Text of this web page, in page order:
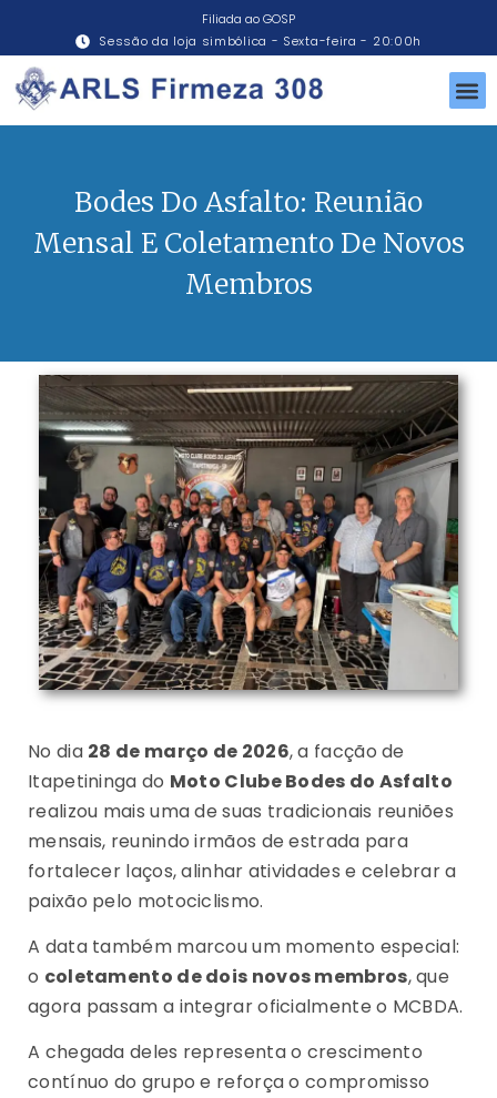
Filiada ao GOSP
Sessão da loja simbólica - Sexta-feira - 20:00h
Bodes Do Asfalto: Reunião
Mensal E Coletamento De Novos
Membros
No dia 28 de março de 2026, a facção de
Itapetininga do Moto Clube Bodes do Asfalto
realizou mais uma de suas tradicionais reuniões
mensais, reunindo irmãos de estrada para
fortalecer laços, alinhar atividades e celebrar a
paixão pelo motociclismo.
A data também marcou um momento especial:
o coletamento de dois novos membros, que
agora passam a integrar oficialmente o MCBDA.
A chegada deles representa o crescimento
contínuo do grupo e reforça o compromisso